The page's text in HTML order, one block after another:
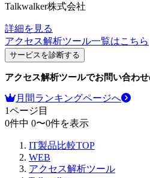
Talkwalker株式会社
詳細を見る
アクセス解析ツール一覧はこちら
サービスを診断する
アクセス解析ツールでお問い合わ
月間ランキングページへ
1ページ目
0件中 0〜0件を表示
IT製品比較TOP
WEB
アクセス解析ツール